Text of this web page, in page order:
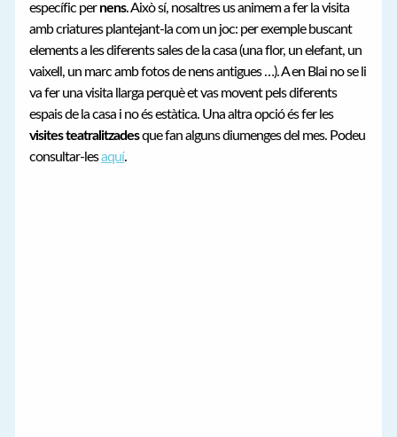
específic pernens. Això sí, nosaltres us animem a fer la visita
amb criatures plantejant-la com un joc: per exemple buscant
elements a les diferents sales de la casa (una flor, un elefant, un
vaixell, un marc amb fotos de nens antigues …). A en Blai no se li
va fer una visita llarga perquè et vas movent pels diferents
espais de la casa i no és estàtica. Una altra opció és fer les
visites teatralitzadesque fan alguns diumenges del mes. Podeu
consultar-lesaquí.